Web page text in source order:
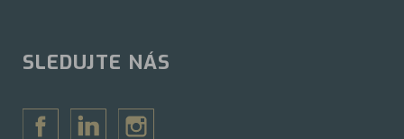
SLEDUJTE NÁS